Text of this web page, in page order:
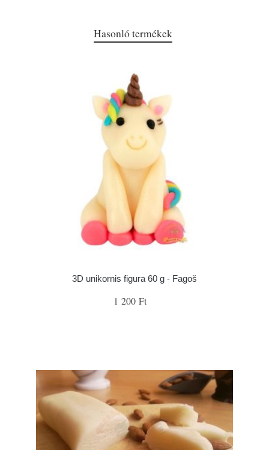
Hasonló termékek
3D unikornis figura 60 g - Fagoš
1 200 Ft